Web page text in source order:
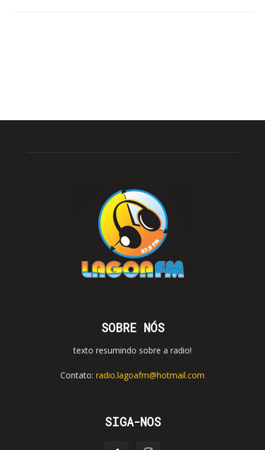
SOBRE NÓS
texto resumindo sobre a radio!
Contato: radio.lagoafm@hotmail.com
SIGA-NOS